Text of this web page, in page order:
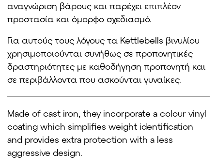
αναγνώριση βάρους και παρέχει επιπλέον
προστασία και όμορφο σχεδιασμό.
Για αυτούς τους λόγους τα Kettlebells βινυλίου
χρησιμοποιούνται συνήθως σε προπονητικές
δραστηριότητες με καθοδήγηση προπονητή και
σε περιβάλλοντα που ασκούνται γυναίκες.
Made of cast iron, they incorporate a colour vinyl
coating which simplifies weight identification
and provides extra protection with a less
aggressive design.